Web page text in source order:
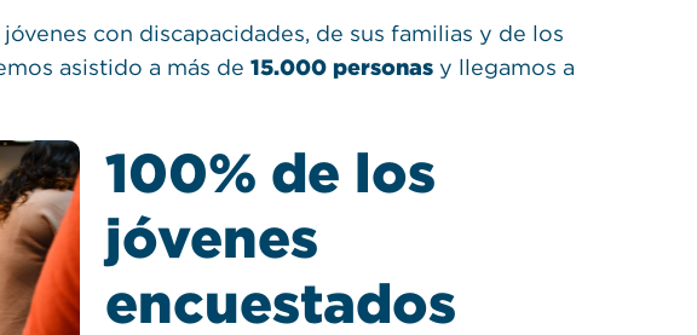
con discapacidades, de sus familias y de los
asistido a más de 15.000 personasy llegamos a
100% de los
jóvenes
encuestados